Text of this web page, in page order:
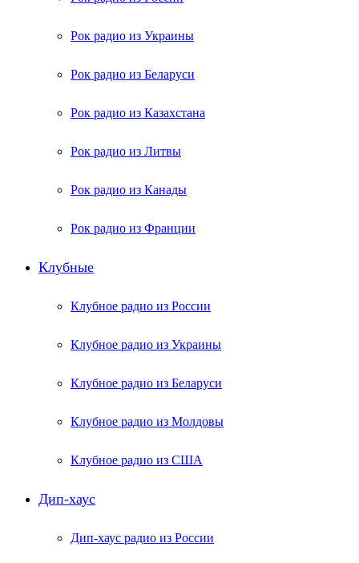
Рок радио из Украины
Рок радио из Беларуси
Рок радио из Казахстана
Рок радио из Литвы
Рок радио из Канады
Рок радио из Франции
Клубные
Клубное радио из России
Клубное радио из Украины
Клубное радио из Беларуси
Клубное радио из Молдовы
Клубное радио из США
Дип-хаус
Дип-хаус радио из России